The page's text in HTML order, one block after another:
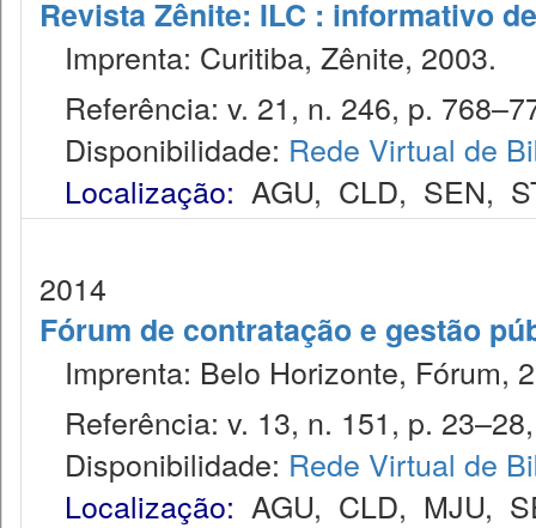
Revista Zênite: ILC : informativo
Imprenta: Curitiba, Zênite, 2003.
Referência: v. 21, n. 246, p.
Disponibilidade: Rede Virtual de
Localização: AGU, CLD, SEN,
2014
Fórum de contratação e gestão
Imprenta: Belo Horizonte, Fórum,
Referência: v. 13, n. 151, p.
Disponibilidade: Rede Virtual de
Localização: AGU, CLD, MJU,